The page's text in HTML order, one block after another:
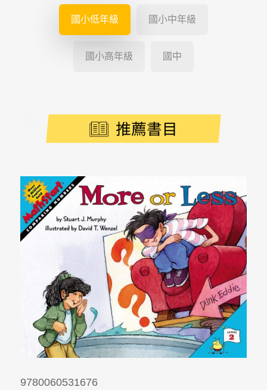
國小低年級 國小中年級
國小高年級 國中
9780060531676